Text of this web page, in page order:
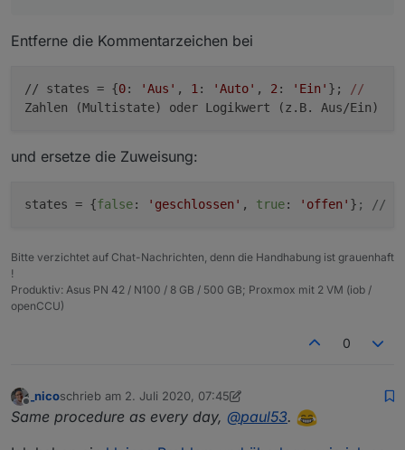
Entferne die Kommentarzeichen bei
// states = {0: 'Aus' , 1 : 'Auto' , 2 : 'Ein' };
//
Zahlen (Multistate) oder Logikwert (z.B. Aus/Ein)
und ersetze die Zuweisung:
states = {false: 'geschlossen' , true: 'offen' } ; //
Bitte verzichtet auf Chat-Nachrichten, denn die Handhabung ist grauenhaft
!
Produktiv: Asus PN 42 / N100 / 8 GB / 500 GB; Proxmox mit 2 VM (iob /
openCCU)
0
_nicoschrieb am 2. Juli 2020, 07:45
zuletzt editiert von _nico 7. Feb. 2020, 09:50
Same procedure as every day, @paul53.